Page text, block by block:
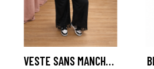
Aperçu rapide VESTE SANS MANCHES - TWEED